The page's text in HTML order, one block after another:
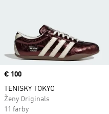
Price
€ 100
TENISKY TOKYO
Ženy Originals
11 farby